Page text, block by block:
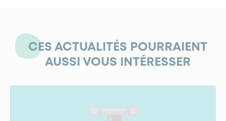
CES ACTUALITÉS POURRAIENT
AUSSI VOUS INTÉRESSER